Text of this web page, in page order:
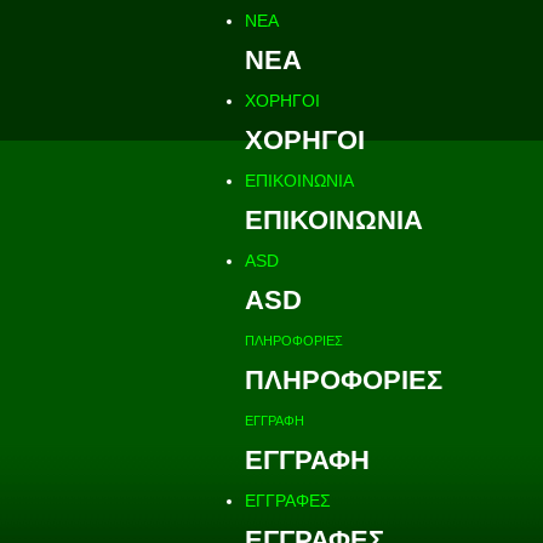
ΝΕΑ
ΝΕΑ
ΧΟΡΗΓΟΙ
ΧΟΡΗΓΟΙ
ΕΠΙΚΟΙΝΩΝΙΑ
ΕΠΙΚΟΙΝΩΝΙΑ
ASD
ASD
ΠΛΗΡΟΦΟΡΙΕΣ
ΠΛΗΡΟΦΟΡΙΕΣ
ΕΓΓΡΑΦΗ
ΕΓΓΡΑΦΗ
ΕΓΓΡΑΦΕΣ